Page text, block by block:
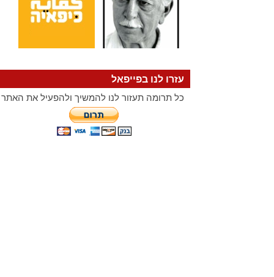
עזרו לנו בפייפאל
כל תרומה תעזור לנו להמשיך ולהפעיל את האתר